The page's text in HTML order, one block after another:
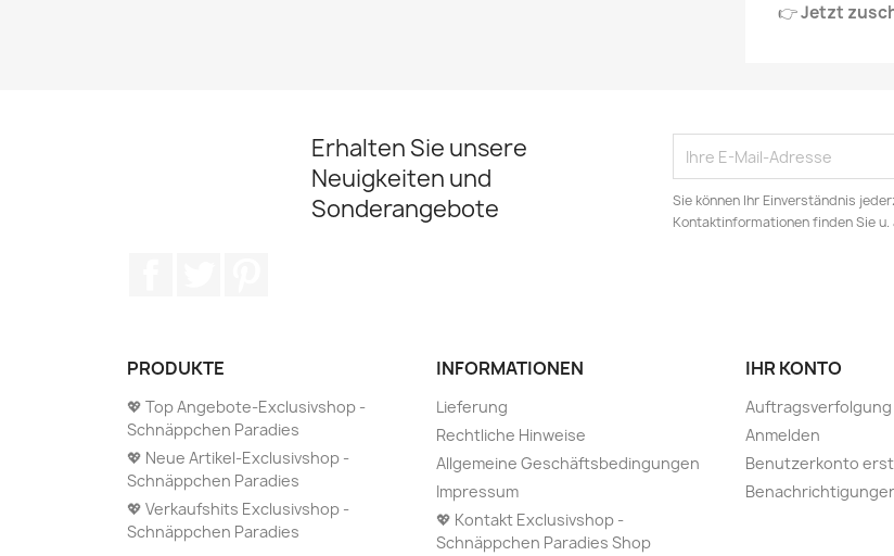
👉Jetzt
Erhalten Sie unsere
Neuigkeiten und
Sonderangebote
Sie können Ihr Einverständnis
Kontaktinformationen finden Sie
PRODUKTE
💖 Top Angebote-Exclusivshop -
Schnäppchen Paradies
💖 Neue Artikel-Exclusivshop -
Schnäppchen Paradies
💖 Verkaufshits Exclusivshop -
Schnäppchen Paradies
INFORMATIONEN
Lieferung
Rechtliche Hinweise
Allgemeine Geschäftsbedingungen
Impressum
💖 Kontakt Exclusivshop -
Schnäppchen Paradies Shop
IHR KONTO
Auftragsverfolgung
Anmelden
Benutzerkonto